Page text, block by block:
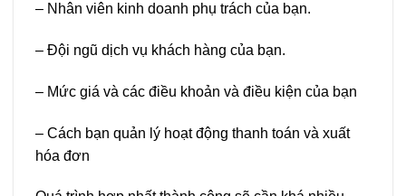
– Nhân viên kinh doanh phụ trách của bạn.
– Đội ngũ dịch vụ khách hàng của bạn.
– Mức giá và các điều khoản và điều kiện của bạn
– Cách bạn quản lý hoạt động thanh toán và xuất
hóa đơn